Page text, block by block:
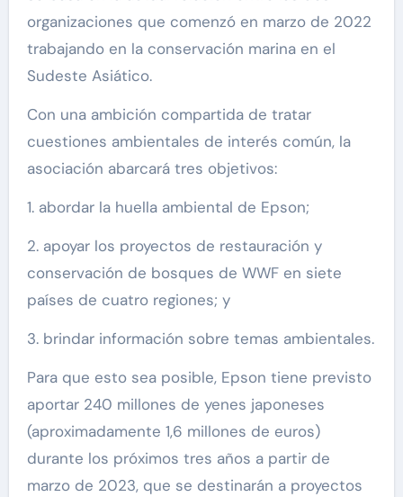
organizaciones que comenzó en marzo de 2022
trabajando en la conservación marina en el
Sudeste Asiático.
Con una ambición compartida de tratar
cuestiones ambientales de interés común, la
asociación abarcará tres objetivos:
1. abordar la huella ambiental de Epson;
2. apoyar los proyectos de restauración y
conservación de bosques de WWF en siete
países de cuatro regiones; y
3. brindar información sobre temas ambientales.
Para que esto sea posible, Epson tiene previsto
aportar 240 millones de yenes japoneses
(aproximadamente 1,6 millones de euros)
durante los próximos tres años a partir de
marzo de 2023, que se destinarán a proyectos